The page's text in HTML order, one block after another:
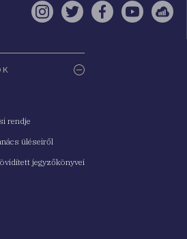
Instagram
TwitterFacebook
YouTube
rendje
üléseiről
jegyzőkönyvei